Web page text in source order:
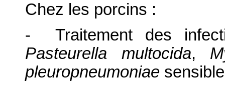
Chez les porcins :
- Traitement des
Pasteurella multocida,
pleuropneumoniae